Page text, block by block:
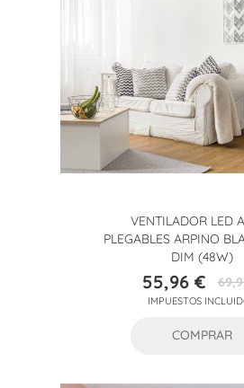
VENTILADOR LED
PLEGABLES ARPINO
DIM (48W)
Precio
55,96 €Precio
base
IMPUESTOS
COMPRAR